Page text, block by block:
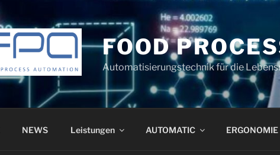
FOOD
Automatisierungstechnik für die
NEWS Leistungen AUTOMATIC ERGONOMIE